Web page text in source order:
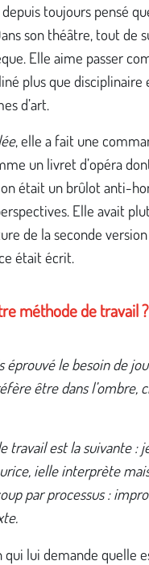
depuis toujours pensé
son théâtre, tout de
Elle aime passer
plus que
d’art.
, elle a fait une
un livret d’opéra
était un brûlot anti-
Elle avait
de la seconde
était écrit.
méthode de travail ?
éprouvé le besoin de
être dans l’ombre,
travail est la suivante :
ielle interprète
par processus :
qui lui demande quelle